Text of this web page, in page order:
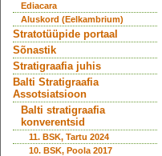
Ediacara
Aluskord (Eelkambrium)
Stratotüüpide portaal
Sõnastik
Stratigraafia juhis
Balti Stratigraafia
Assotsiatsioon
Balti stratigraafia
konverentsid
11. BSK, Tartu 2024
10. BSK, Poola 2017